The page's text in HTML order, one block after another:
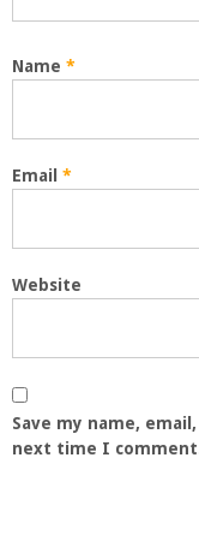
Name *
Email *
Website
Save my name,
next time I